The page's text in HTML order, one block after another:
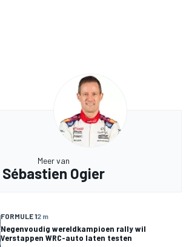
Meer van
Sébastien Ogier
FORMULE 12 m
Negenvoudig wereldkampioen rally wil
Verstappen WRC-auto laten testen